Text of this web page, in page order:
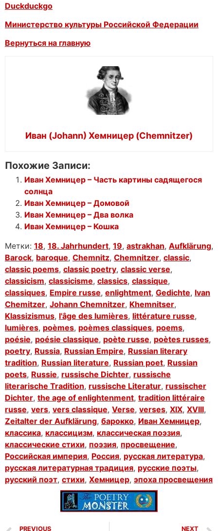
Duckduckgo
Министерство культуры Российской Федерации
Вернуться на главную
Иван (Johann) Хемницер (Chemnitzer)
Похожие Записи:
Иван Хемницер – Часть картины садящегося
солнца
Иван Хемницер – Домовой
Иван Хемницер – Два волка
Иван Хемницер – Кошка
Метки: 18, 18. Jahrhundert, 19, astrakhan, Aufklärung,
Barock, baroque, Chemnitz, Chemnitzer, classic,
classic poems, classic poetry, classic verse,
classicism, classicisme, classics, classique,
classiques, Empire russe, enlightment, Gedichte, Ivan
Chemitzer, Johann Chemnitzer, Khemnitser,
Klassizismus, l'âge des lumières, littérature russe,
lumières, poèmes, poèmes classiques, poems,
poésie, poésie classique, poète russe, poètes russes,
poetry, Russia, Russian Empire, Russian literary
tradition, Russian literature, Russian poet, Russian
poets, Russie, russische Dichter, russische
literarische Tradition, russische Literatur, russischer
Dichter, the age of enlightenment, tradition littéraire
russe, vers, vers classique, Verse, verses, XIX, XVIII,
Zeitalter der Aufklärung, барокко, Иван Хемницер,
классика, классицизм, классическая поэзия,
классические стихи, поэзия, просвещение,
Российская империя, Россия, русская литература,
русская литературная традиция, русские поэты,
русский поэт, стихи, Хемницер, эпоха просвещения
PREVIOUS NEXT